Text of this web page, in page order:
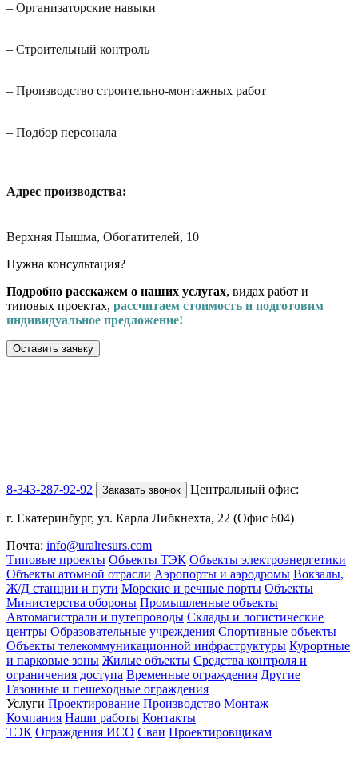
– Организаторские навыки
– Строительный контроль
– Производство строительно-монтажных работ
– Подбор персонала
Адрес производства:
Верхняя Пышма, Обогатителей, 10
Нужна консультация?
Подробно расскажем о наших услугах, видах работ и
типовых проектах, рассчитаем стоимость и подготовим
индивидуальное предложение!
Оставить заявку
8-343-287-92-92 Заказать звонок Центральный офис:
г. Екатеринбург, ул. Карла Либкнехта, 22 (Офис 604)
Почта: info@uralresurs.com
Типовые проекты Объекты ТЭК Объекты электроэнергетики
Объекты атомной отрасли Аэропорты и аэродромы Вокзалы,
Ж/Д станции и пути Морские и речные порты Объекты
Министерства обороны Промышленные объекты
Автомагистрали и путепроводы Склады и логистические
центры Образовательные учреждения Спортивные объекты
Объекты телекоммуникационной инфраструктуры Курортные
и парковые зоны Жилые объекты Средства контроля и
ограничения доступа Временные ограждения Другие
Газонные и пешеходные ограждения
Услуги Проектирование Производство Монтаж
Компания Наши работы Контакты
ТЭК Ограждения ИСО Сваи Проектировщикам